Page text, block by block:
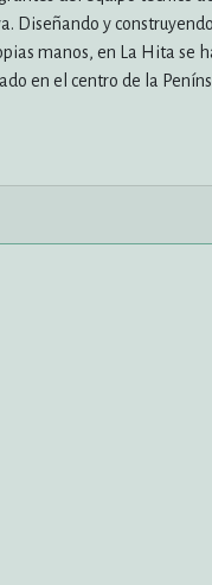
Diseñando y
manos, en La Hita
en el centro de la